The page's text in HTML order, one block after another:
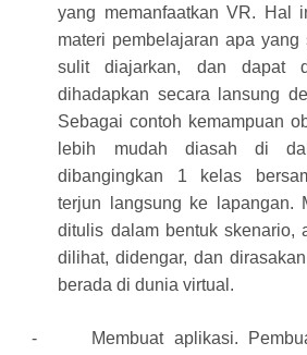
yang memanfaatkan VR. Hal
materi pembelajaran apa
sulit diajarkan, dan dapat
dihadapkan secara lansung
Sebagai contoh kemampuan
lebih mudah diasah di
dibangingkan 1 kelas
terjun langsung ke lapangan.
ditulis dalam bentuk skenario,
dilihat, didengar, dan
berada di dunia virtual.
-
Membuat aplikasi.